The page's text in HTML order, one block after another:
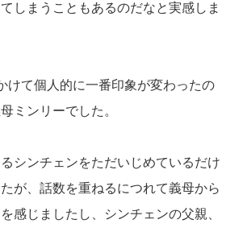
しまうこともあるのだなと実感しま
けて個人的に一番印象が変わったの
ミンリーでした。
シンチェンをただいじめているだけ
が、話数を重ねるにつれて義母から
感じましたし、シンチェンの父親、